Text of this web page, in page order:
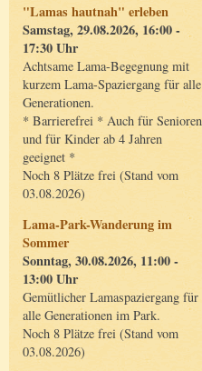
"Lamas hautnah" erleben
Samstag, 29.08.2026, 16:00 -
17:30 Uhr
Achtsame Lama-Begegnung mit
kurzem Lama-Spaziergang für alle
Generationen.
* Barrierefrei * Auch für Senioren
und für Kinder ab 4 Jahren
geeignet *
Noch 8 Plätze frei (Stand vom
03.08.2026)
Lama-Park-Wanderung im
Sommer
Sonntag, 30.08.2026, 11:00 -
13:00 Uhr
Gemütlicher Lamaspaziergang für
alle Generationen im Park.
Noch 8 Plätze frei (Stand vom
03.08.2026)